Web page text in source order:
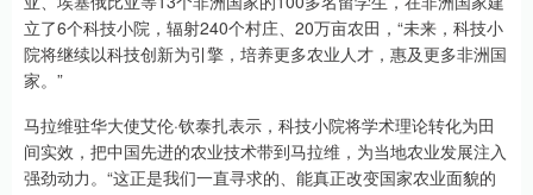
立了6个科技小院，辐射240个村庄、20万亩农田，“未来，科技小
院将继续以科技创新为引擎，培养更多农业人才，惠及更多非洲国
家。”
马拉维驻华大使艾伦·钦泰扎表示，科技小院将学术理论转化为田
间实效，把中国先进的农业技术带到马拉维，为当地农业发展注入
强劲动力。“这正是我们一直寻求的、能真正改变国家农业面貌的